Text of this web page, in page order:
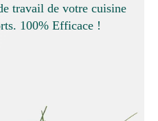
travail de votre cuisine
100% Efficace !